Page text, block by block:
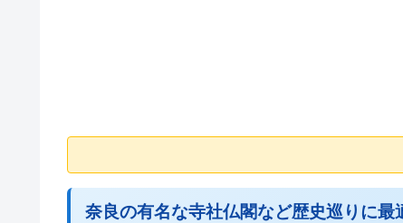
奈良の有名な寺社仏閣など歴史巡りに